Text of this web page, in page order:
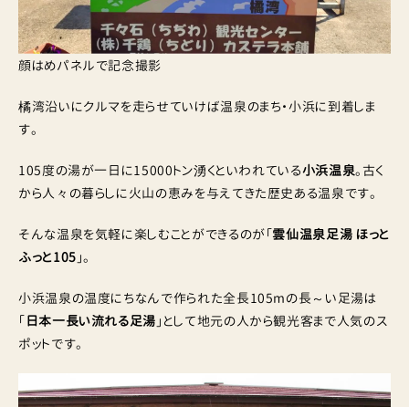
顔はめパネルで記念撮影
橘湾沿いにクルマを走らせていけば温泉のまち・小浜に到着しま
す。
105度の湯が一日に15000トン湧くといわれている小浜温泉。古く
から人々の暮らしに火山の恵みを与えてきた歴史ある温泉です。
そんな温泉を気軽に楽しむことができるのが「雲仙温泉足湯 ほっと
ふっと105 」。
小浜温泉の温度にちなんで作られた全長105mの長～い足湯は
「日本一長い流れる足湯 」として地元の人から観光客まで人気のス
ポットです。